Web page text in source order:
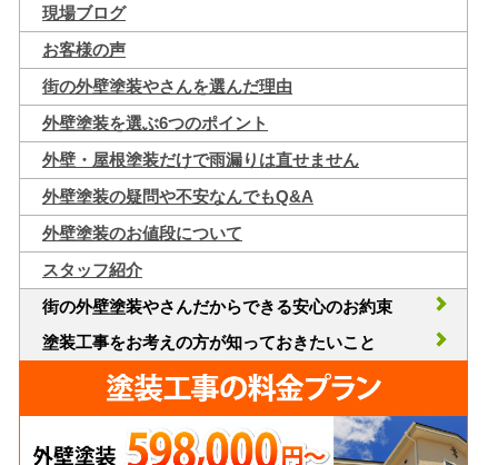
現場ブログ
お客様の声
街の外壁塗装やさんを選んだ理由
外壁塗装を選ぶ6つのポイント
外壁・屋根塗装だけで雨漏りは直せません
外壁塗装の疑問や不安なんでもQ&A
外壁塗装のお値段について
スタッフ紹介
街の外壁塗装やさんだからできる安心のお約束
塗装工事をお考えの方が知っておきたいこと